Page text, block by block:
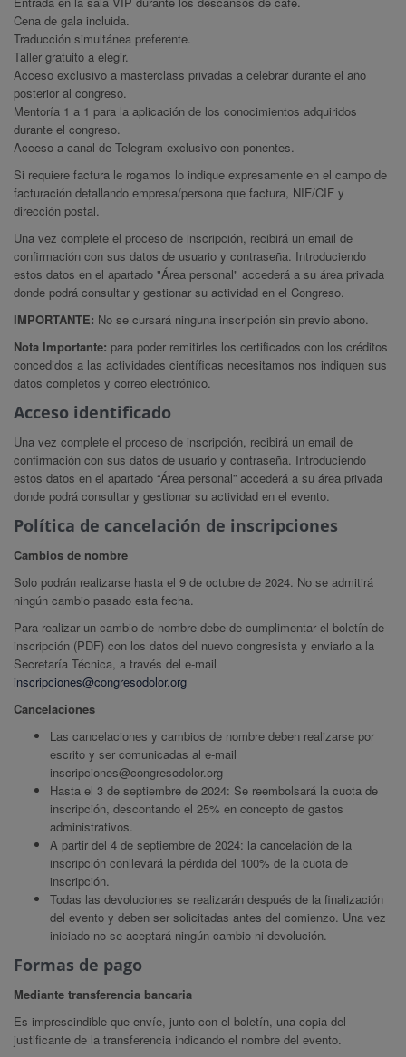
Cena de gala incluida.
Traducción simultánea preferente.
Taller gratuito a elegir.
Acceso exclusivo a masterclass privadas a celebrar durante el año
posterior al congreso.
Mentoría 1 a 1 para la aplicación de los conocimientos adquiridos
durante el congreso.
Acceso a canal de Telegram exclusivo con ponentes.
Si requiere factura le rogamos lo indique expresamente en el campo de
facturación detallando empresa/persona que factura, NIF/CIF y
dirección postal.
Una vez complete el proceso de inscripción, recibirá un email de
confirmación con sus datos de usuario y contraseña. Introduciendo
estos datos en el apartado "Área personal" accederá a su área privada
donde podrá consultar y gestionar su actividad en el Congreso.
IMPORTANTE: No se cursará ninguna inscripción sin previo abono.
Nota Importante: para poder remitirles los certificados con los créditos
concedidos a las actividades científicas necesitamos nos indiquen sus
datos completos y correo electrónico.
Acceso identificado
Una vez complete el proceso de inscripción, recibirá un email de
confirmación con sus datos de usuario y contraseña. Introduciendo
estos datos en el apartado “Área personal” accederá a su área privada
donde podrá consultar y gestionar su actividad en el evento.
Política de cancelación de inscripciones
Cambios de nombre
Solo podrán realizarse hasta el 9 de octubre de 2024. No se admitirá
ningún cambio pasado esta fecha.
Para realizar un cambio de nombre debe de cumplimentar el boletín de
inscripción (PDF) con los datos del nuevo congresista y enviarlo a la
Secretaría Técnica, a través del e-mail
inscripciones@congresodolor.org
Cancelaciones
Las cancelaciones y cambios de nombre deben realizarse por
escrito y ser comunicadas al e-mail
inscripciones@congresodolor.org
Hasta el 3 de septiembre de 2024: Se reembolsará la cuota de
inscripción, descontando el 25% en concepto de gastos
administrativos.
A partir del 4 de septiembre de 2024: la cancelación de la
inscripción conllevará la pérdida del 100% de la cuota de
inscripción.
Todas las devoluciones se realizarán después de la finalización
del evento y deben ser solicitadas antes del comienzo. Una vez
iniciado no se aceptará ningún cambio ni devolución.
Formas de pago
Mediante transferencia bancaria
Es imprescindible que envíe, junto con el boletín, una copia del
justificante de la transferencia indicando el nombre del evento.